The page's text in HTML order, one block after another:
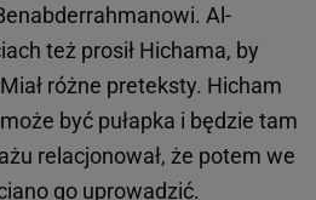
Al-
też prosił Hichama, by
różne preteksty. Hicham
być pułapka i będzie tam
relacjonował, że potem we
go uprowadzić.